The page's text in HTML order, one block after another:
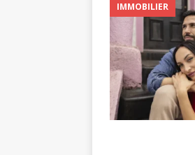
IMMOBILIER